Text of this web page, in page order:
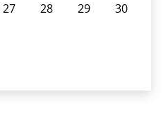
27 28 29
30